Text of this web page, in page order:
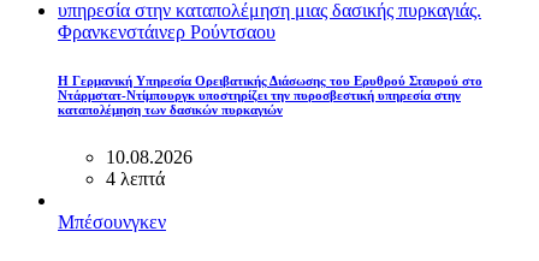
Φρανκενστάινερ Ρούντσαου
Η Γερμανική Υπηρεσία Ορειβατικής Διάσωσης του Ερυθρού Σταυρού στο
Ντάρμστατ-Ντίμπουργκ υποστηρίζει την πυροσβεστική υπηρεσία στην
καταπολέμηση των δασικών πυρκαγιών
10.08.2026
4 λεπτά
Μπέσουνγκεν